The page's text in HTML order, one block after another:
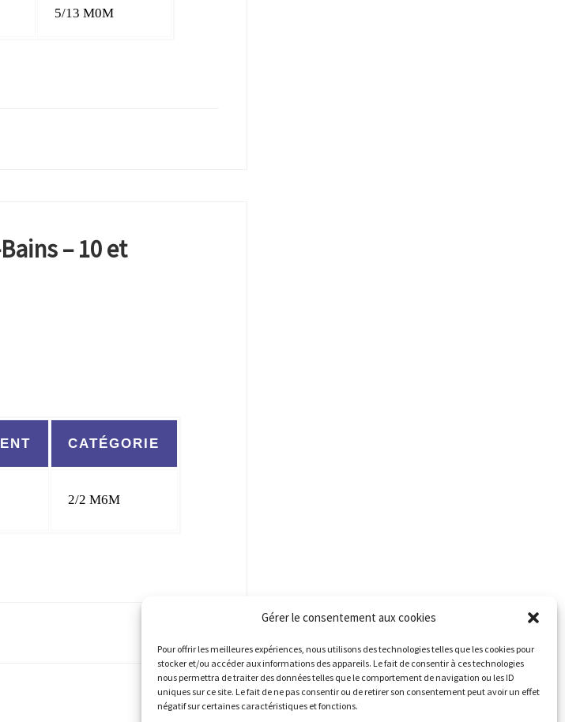
Gérer le consentement aux cookies
Pour offrir les meilleures expériences, nous utilisons des technologies telles que les cookies pour
stocker et/ou accéder aux informations des appareils. Le fait de consentir à ces technologies
nous permettra de traiter des données telles que le comportement de navigation ou les ID
uniques sur ce site. Le fait de ne pas consentir ou de retirer son consentement peut avoir un effet
négatif sur certaines caractéristiques et fonctions.
5/13 M0M
– 10 et
CATÉGORIE
2/2 M6M